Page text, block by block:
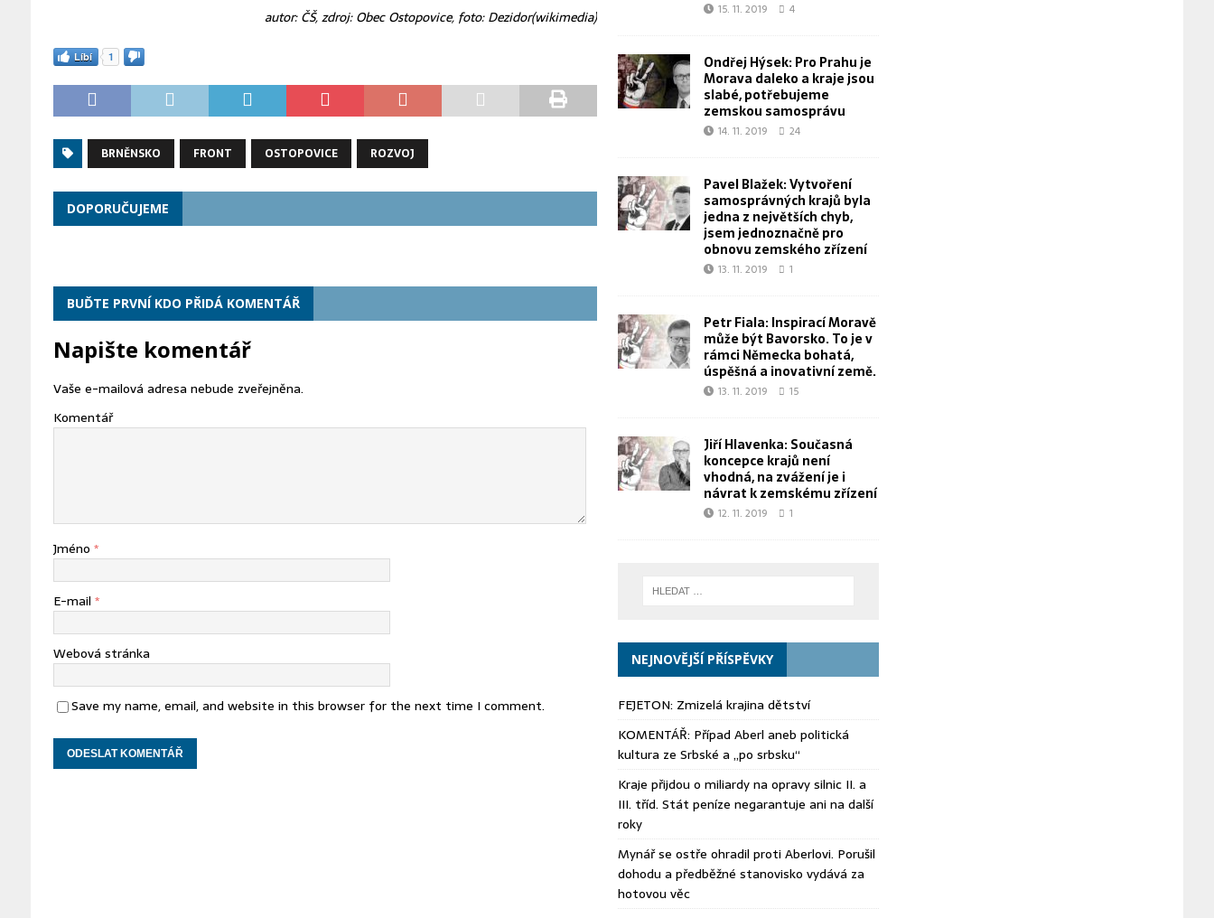
autor: ČŠ, zdroj: Obec Ostopovice, foto: Dezidor(wikimedia)
Líbí 1
BRNĚNSKO FRONT OSTOPOVICE ROZVOJ
DOPORUČUJEME
BUĎTE PRVNÍ KDO PŘIDÁ KOMENTÁŘ
Napište komentář
Vaše e-mailová adresa nebude zveřejněna.
Komentář
Jméno *
E-mail *
Webová stránka
Save my name, email, and website in this browser for the next time I comment.
15. 11. 2019 4
Ondřej Hýsek: Pro Prahu je
Morava daleko a kraje jsou
slabé, potřebujeme
zemskou samosprávu
14. 11. 2019 24
Pavel Blažek: Vytvoření
samosprávných krajů byla
jedna z největších chyb,
jsem jednoznačně pro
obnovu zemského zřízení
13. 11. 2019 1
Petr Fiala: Inspirací Moravě
může být Bavorsko. To je v
rámci Německa bohatá,
úspěšná a inovativní země.
13. 11. 2019 15
Jiří Hlavenka: Současná
koncepce krajů není
vhodná, na zvážení je i
návrat k zemskému zřízení
12. 11. 2019 1
NEJNOVĚJŠÍ PŘÍSPĚVKY
FEJETON: Zmizelá krajina dětství
KOMENTÁŘ: Případ Aberl aneb politická
kultura ze Srbské a „po srbsku“
Kraje přijdou o miliardy na opravy silnic II. a
III. tříd. Stát peníze negarantuje ani na další
roky
Mynář se ostře ohradil proti Aberlovi. Porušil
dohodu a předběžné stanovisko vydává za
hotovou věc